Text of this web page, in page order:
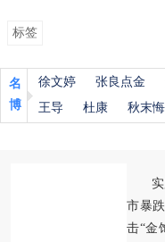
标签
名
博
徐文婷 张良点金
王导
杜康 秋末
市暴
击“金